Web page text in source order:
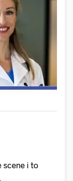
scene i to